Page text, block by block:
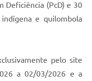
Deficiência (PcD) e 30
e quilombola
pelo site
a 02/03/2026 e a